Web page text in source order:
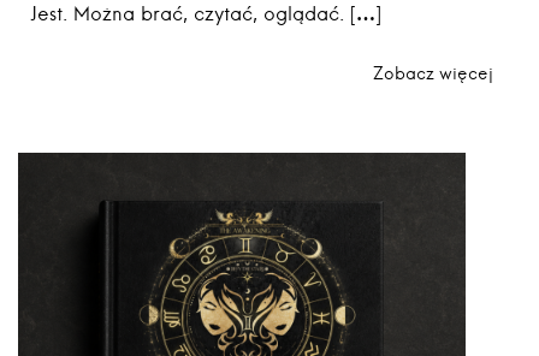
Jest. Można brać, czytać, oglądać. […]
Zobacz więcej